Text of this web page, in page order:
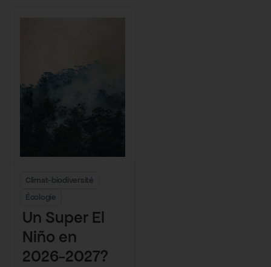
Climat-biodiversité
Écologie
Un Super El
Niño en
2026-2027?